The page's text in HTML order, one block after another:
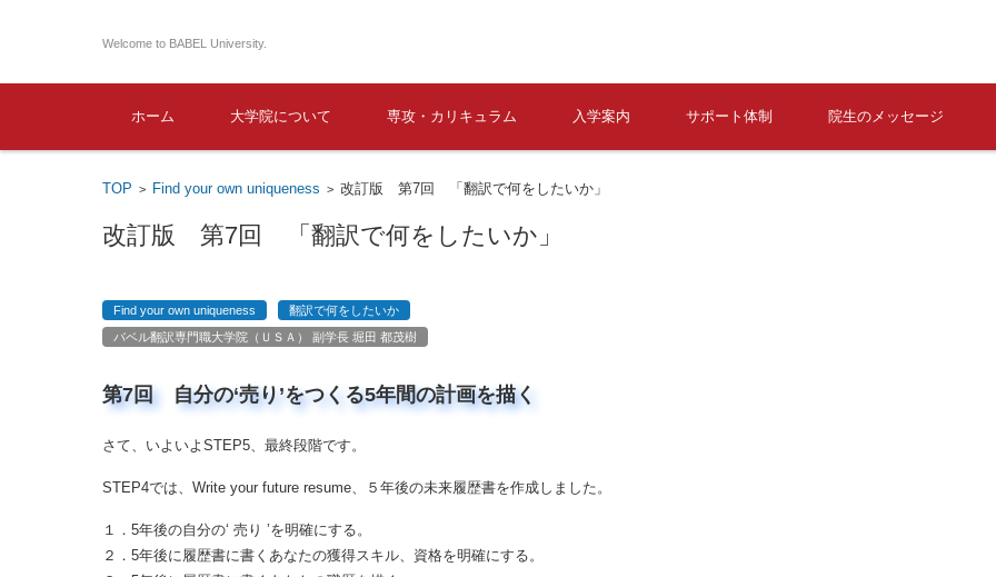
Welcome to BABEL University.
コンテンツに移動
ホーム
大学院について 専攻・カリキュラム 入学案内 サポート体制 院生のメッセージ
TOP>Find your own uniqueness>改訂版 第7回 「翻訳で何をしたいか」
Find your own uniqueness
翻訳で何をしたいか
第7回 自分の‘売り’をつくる5年間の計画を描く
さて、いよいよSTEP5、最終段階です。
STEP4では、Write your future resume、５年後の未来履歴書を作成しました。
１．5年後の自分の‘ 売り ’を明確にする。